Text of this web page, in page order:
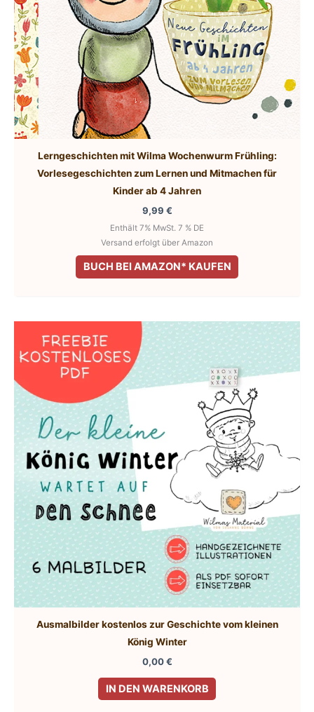
Lerngeschichten mit Wilma Wochenwurm Frühling:
Vorlesegeschichten zum Lernen und Mitmachen für
Kinder ab 4 Jahren
9,99 €
Enthält 7% MwSt. 7 % DE
Versand erfolgt über Amazon
BUCH BEI AMAZON* KAUFEN
Ausmalbilder kostenlos zur Geschichte vom kleinen
König Winter
0,00€
IN DEN WARENKORB